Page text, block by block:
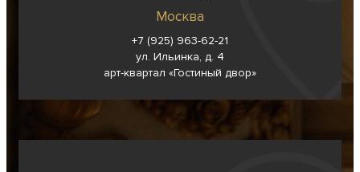
Москва
+7 (925) 963-62-21
ул. Ильинка, д. 4
арт-квартал «Гостиный двор»